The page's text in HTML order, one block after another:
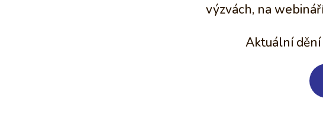
výzvách, na
Aktuální dění